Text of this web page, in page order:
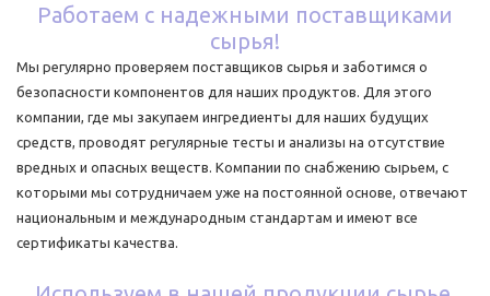
Работаем с надежными поставщиками
сырья!
Мы регулярно проверяем поставщиков сырья и заботимся о
безопасности компонентов для наших продуктов. Для этого
компании, где мы закупаем ингредиенты для наших будущих
средств, проводят регулярные тесты и анализы на отсутствие
вредных и опасных веществ. Компании по снабжению сырьем, с
которыми мы сотрудничаем уже на постоянной основе, отвечают
национальным и международным стандартам и имеют все
сертификаты качества.